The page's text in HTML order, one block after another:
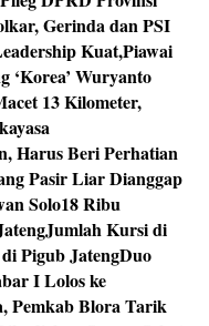
Gerinda dan PSI
Kuat,Piawai
‘Korea’ Wuryanto
13 Kilometer,
Harus Beri Perhatian
Pasir Liar Dianggap
Solo18 Ribu
Jumlah Kursi di
Pigub JatengDuo
I Lolos ke
Pemkab Blora Tarik